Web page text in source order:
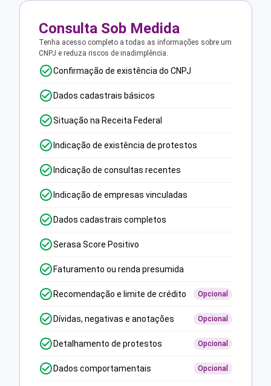
Consulta Sob Medida
Tenha acesso completo a todas as informações sobre um
CNPJ e reduza riscos de inadimplência.
Confirmação de existência do CNPJ
Dados cadastrais básicos
Situação na Receita Federal
Indicação de existência de protestos
Indicação de consultas recentes
Indicação de empresas vinculadas
Dados cadastrais completos
Serasa Score Positivo
Faturamento ou renda presumida
Recomendação e limite de crédito Opcional
Dívidas, negativas e anotações Opcional
Detalhamento de protestos Opcional
Dados comportamentais Opcional